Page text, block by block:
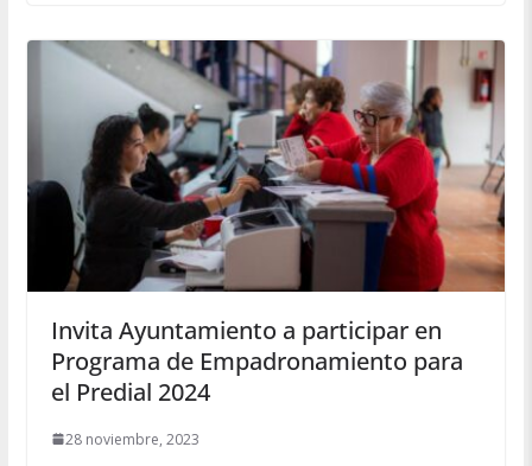
Invita Ayuntamiento a participar en
Programa de Empadronamiento para
el Predial 2024
28 noviembre, 2023